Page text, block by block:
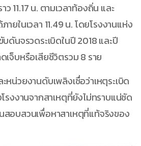
ว 11.17 น. ตามเวลาท้องถิ่น และ
ยในเวลา 11.49 น. โดยโรงงานแห่ง
บดันจรวดระเบิดในปี 2018 และปี
เจ็บหรือเสียชีวิตรวม 8 ราย
หน่วยงานดับเพลิงเชื่อว่าเหตุระเบิด
รงงานจากสาเหตุที่ยังไม่ทราบแน่ชัด
สอบสวนเพื่อหาสาเหตุที่แท้จริงของ